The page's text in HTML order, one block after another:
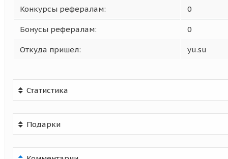
Конкурсы рефералам: 0
Бонусы рефералам: 0
Откуда пришел: yu.su
Статистика
Подарки